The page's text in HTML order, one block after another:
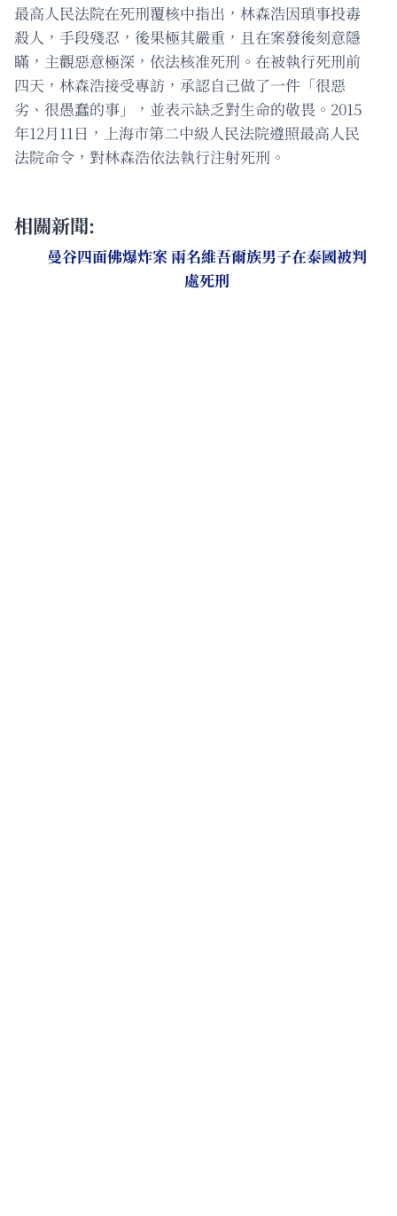
最高人民法院在死刑覆核中指出，林森浩因瑣事投毒
殺人，手段殘忍，後果極其嚴重，且在案發後刻意隱
瞞，主觀惡意極深，依法核准死刑。在被執行死刑前
四天，林森浩接受專訪，承認自己做了一件「很惡
劣、很愚蠢的事」，並表示缺乏對生命的敬畏。2015
年12月11日，上海市第二中級人民法院遵照最高人民
法院命令，對林森浩依法執行注射死刑。
相關新聞:
曼谷四面佛爆炸案 兩名維吾爾族男子在泰國被判
處死刑